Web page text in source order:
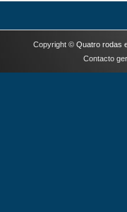
Copyright © Quatro rodas
Contacto